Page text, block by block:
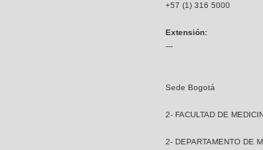
+57 (1) 316 5000
Extensión:
---
Sede Bogotá
2- FACULTAD DE
2- DEPARTAMENTO DE